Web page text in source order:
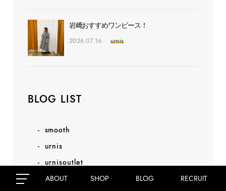
ABOUT SHOP BLOG RECRUIT
岩﨑おすすめワンピース！
2026.07.16 urnis
BLOG LIST
smooth
urnis
urnisoutlet
flatand